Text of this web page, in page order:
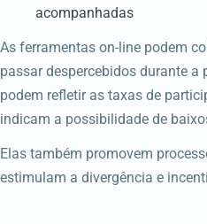
acompanhadas
As ferramentas on-line podem
passar despercebidos durante a
podem refletir as taxas de
indicam a possibilidade de
Elas também promovem
estimulam a divergência e